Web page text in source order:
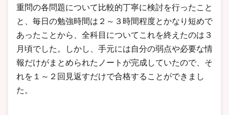
重問の各問題について比較的丁寧に検討を行ったこと
と、毎日の勉強時間は２～３時間程度とかなり短めで
あったことから、全科目についてこれを終えたのは３
月頃でした。しかし、手元には自分の弱点や必要な情
報だけがまとめられたノートが完成していたので、そ
れを１～２回見返すだけで合格することができまし
た。